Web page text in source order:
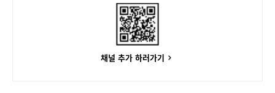
채널 추가 하러가기